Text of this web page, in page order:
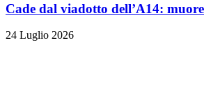
Cade dal viadotto dell’A14:
24 Luglio 2026